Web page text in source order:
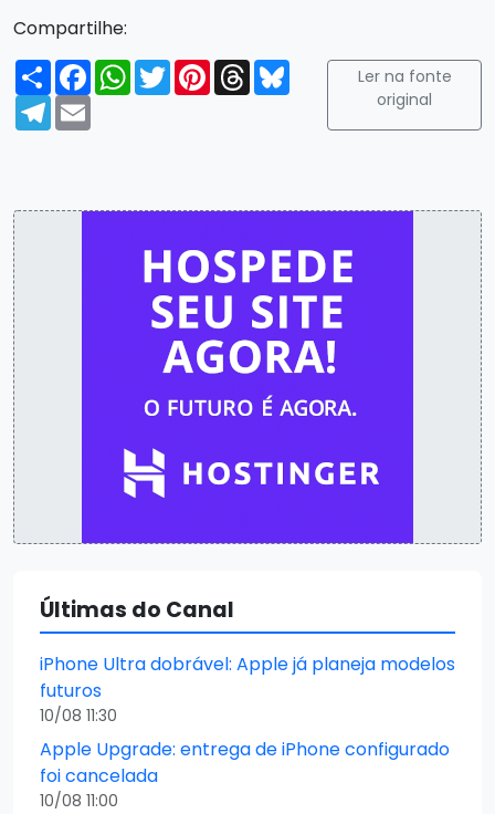
Compartilhe:
Compartilhar
FacebookWhatsApp
TwitterPinterest
ThreadsBluesky
Telegram
Email
Ler na fonte
original
Últimas do Canal
iPhone Ultra dobrável: Apple já planeja modelos
futuros
10/08 11:30
Apple Upgrade: entrega de iPhone configurado
foi cancelada
10/08 11:00